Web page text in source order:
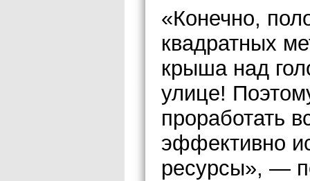
«Конечно,
квадратных
крыша над
улице!
проработать
эффективно
ресурсы», —